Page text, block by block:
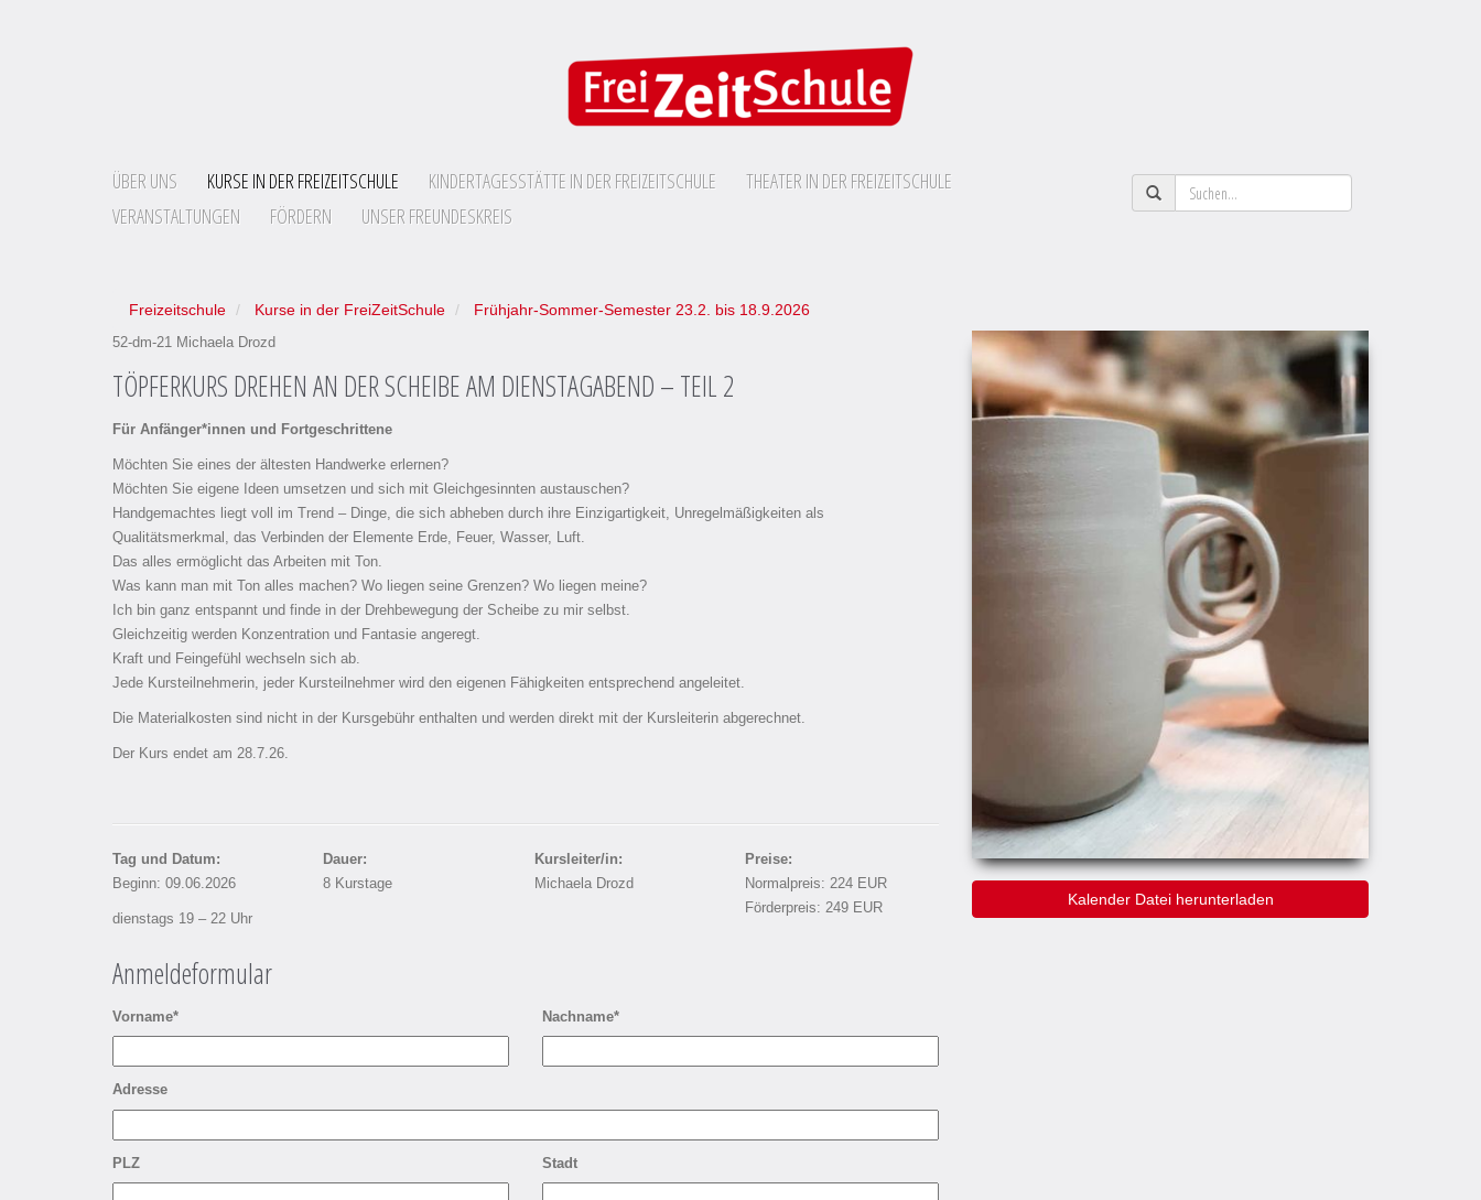
ÜBER UNS KURSE IN DER FREIZEITSCHULE KINDERTAGESSTÄTTE IN DER FREIZEITSCHULE
THEATER IN DER FREIZEITSCHULE
VERANSTALTUNGEN
FÖRDERN UNSER FREUNDESKREIS
Freizeitschule Kurse in der FreiZeitSchule Frühjahr-Sommer-Semester 23.2. bis 18.9.2026
52-dm-21 Michaela Drozd
TÖPFERKURS DREHEN AN DER SCHEIBE AM DIENSTAGABEND – TEIL 2
Für Anfänger*innen und Fortgeschrittene
Möchten Sie eines der ältesten Handwerke erlernen?
Möchten Sie eigene Ideen umsetzen und sich mit Gleichgesinnten austauschen?
Handgemachtes liegt voll im Trend – Dinge, die sich abheben durch ihre Einzigartigkeit, Unregelmäßigkeiten als
Qualitätsmerkmal, das Verbinden der Elemente Erde, Feuer, Wasser, Luft.
Das alles ermöglicht das Arbeiten mit Ton.
Was kann man mit Ton alles machen? Wo liegen seine Grenzen? Wo liegen meine?
Ich bin ganz entspannt und finde in der Drehbewegung der Scheibe zu mir selbst.
Gleichzeitig werden Konzentration und Fantasie angeregt.
Kraft und Feingefühl wechseln sich ab.
Jede Kursteilnehmerin, jeder Kursteilnehmer wird den eigenen Fähigkeiten entsprechend angeleitet.
Die Materialkosten sind nicht in der Kursgebühr enthalten und werden direkt mit der Kursleiterin abgerechnet.
Der Kurs endet am 28.7.26.
Tag und Datum:
Beginn: 09.06.2026
dienstags 19 – 22 Uhr
Dauer:
8 Kurstage
Kursleiter/in:
Michaela Drozd
Preise:
Normalpreis: 224 EUR
Förderpreis: 249 EUR
Anmeldeformular
Vorname* Nachname*
Adresse
PLZ Stadt
Kalender Datei herunterladen